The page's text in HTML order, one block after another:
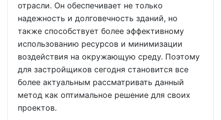
отрасли. Он обеспечивает не только
надежность и долговечность зданий, но
также способствует более эффективному
использованию ресурсов и минимизации
воздействия на окружающую среду. Поэтому
для застройщиков сегодня становится все
более актуальным рассматривать данный
метод как оптимальное решение для своих
проектов.